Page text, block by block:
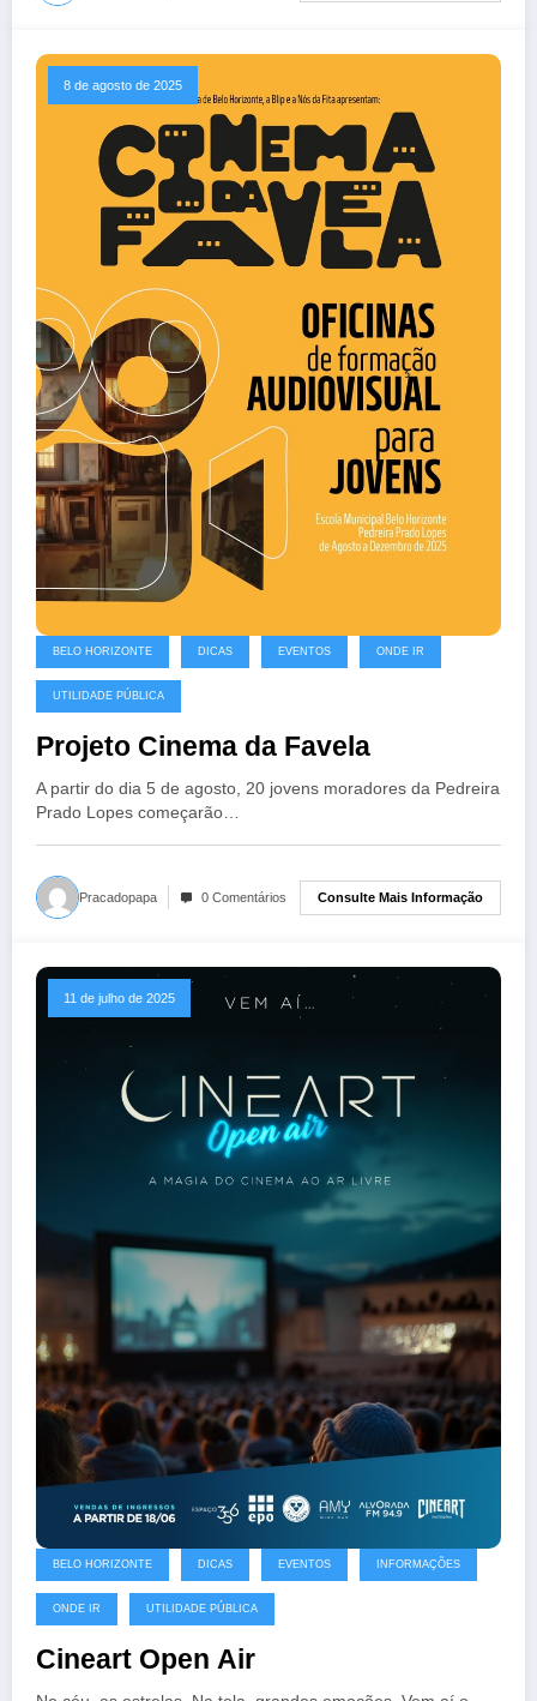
8 de agosto de 2025
BELO HORIZONTE DICAS EVENTOS ONDE IR
UTILIDADE PÚBLICA
Projeto Cinema da Favela
A partir do dia 5 de agosto, 20 jovens moradores da Pedreira
Prado Lopes começarão…
Pracadopapa 0 Comentários Consulte Mais Informação
11 de julho de 2025
BELO HORIZONTE DICAS EVENTOS INFORMAÇÕES
ONDE IR UTILIDADE PÚBLICA
Cineart Open Air